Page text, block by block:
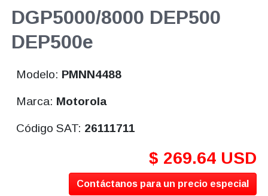
DGP5000/8000 DEP500
DEP500e
Modelo: PMNN4488
Marca: Motorola
Código SAT: 26111711
$ 269.64 USD
Contáctanos para un precio especial